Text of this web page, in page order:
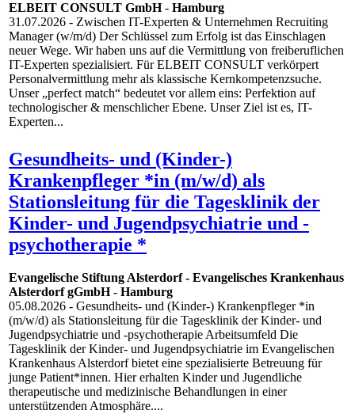
ELBEIT CONSULT GmbH- Hamburg
31.07.2026 - Zwischen IT-Experten & Unternehmen Recruiting
Manager (w/m/d) Der Schlüssel zum Erfolg ist das Einschlagen
neuer Wege. Wir haben uns auf die Vermittlung von freiberuflichen
IT-Experten spezialisiert. Für ELBEIT CONSULT verkörpert
Personalvermittlung mehr als klassische Kernkompetenzsuche.
Unser „perfect match“ bedeutet vor allem eins: Perfektion auf
technologischer & menschlicher Ebene. Unser Ziel ist es, IT-
Experten...
Gesundheits- und (Kinder-)
Krankenpfleger *in (m/w/d) als
Stationsleitung für die Tagesklinik der
Kinder- und Jugendpsychiatrie und -
psychotherapie *
Evangelische Stiftung Alsterdorf - Evangelisches Krankenhaus
Alsterdorf gGmbH- Hamburg
05.08.2026 - Gesundheits- und (Kinder-) Krankenpfleger *in
(m/w/d) als Stationsleitung für die Tagesklinik der Kinder- und
Jugendpsychiatrie und -psychotherapie Arbeitsumfeld Die
Tagesklinik der Kinder- und Jugendpsychiatrie im Evangelischen
Krankenhaus Alsterdorf bietet eine spezialisierte Betreuung für
junge Patient*innen. Hier erhalten Kinder und Jugendliche
therapeutische und medizinische Behandlungen in einer
unterstützenden Atmosphäre....